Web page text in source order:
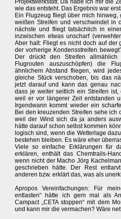
Projektwerkstatt. Da habe ich mir die
wie das entsteht. Das Ergebnis war
Ein Flugzeug fliegt über mich
weißen Streifen und verschwindet in
nächste und fliegt tatsächlich in
inzwischen etwas unscharf
Aber halt: Fliegt es nicht doch auf der
der vorherige Kondensstreifen
Der drückt den Streifen
Flugrouten auszuschöpfen) die
ähnlichem Abstand fliegen, wird
gleiche Stück verschoben, bis das
jetzt darauf und kann das genau
dass je weiter seitlich ein Streifen
weil er vor längerer Zeit entstanden
Irgendwann kommt wieder ein
Bei den kreuzenden Streifen sehe
weil der Wind sich da ja anders
hätte darauf schon selbst kommen
logisch sind, wenn die Wetterlage
bestehen bleiben. Es wäre eher
Viele so einfache Erklärungen für
erklären, enthält das Chemtrails-
wenn nicht der Macho Jörg
geschrieben hätte. Der Rest
anderen bzw. erklärt das, was als
Apropos Vereinfachungen: Für
entlasten“ hätte ich gern mal als
Campact „CETA stoppen“ mit dem
und kann mir die vermachen? Wäre